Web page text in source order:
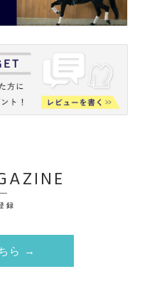
録
ら →